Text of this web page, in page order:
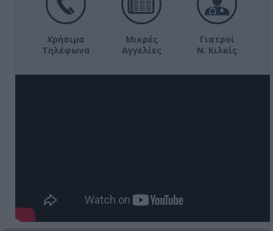
Χρήσιμα
Τηλέφωνα
Μικρές
Αγγελίες
Γιατροί
Ν. Κιλκίς